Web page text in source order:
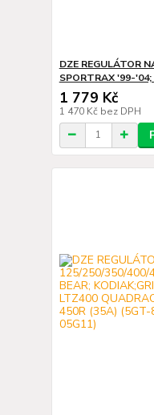
DZE REGULÁTOR
SPORTRAX '99-'04;
1 779 Kč
1 470 Kč bez DPH